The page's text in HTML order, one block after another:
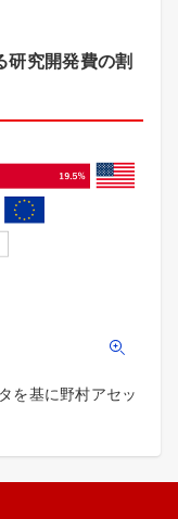
研究開発費の割
を基に野村アセッ